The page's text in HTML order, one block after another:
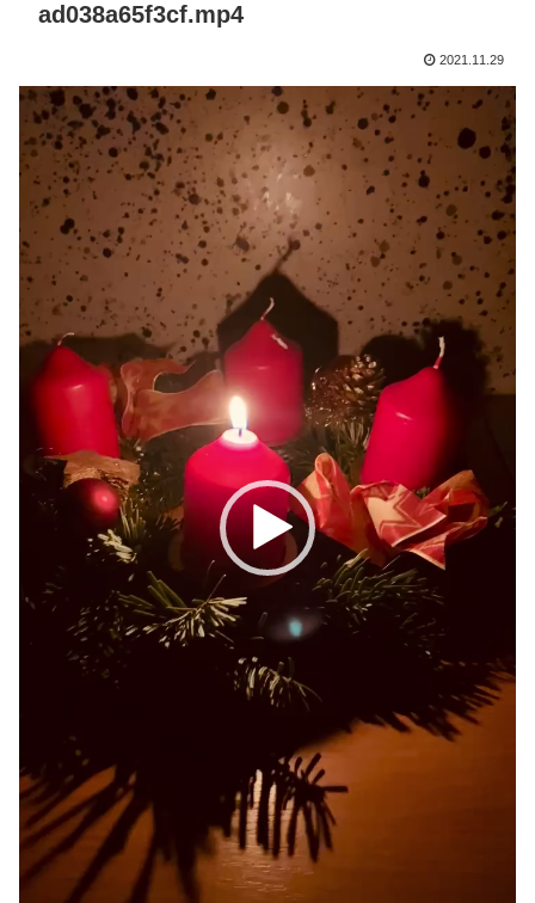
ad038a65f3cf.mp4
2021.11.29
動
画
プ
レ
ヤ
ー